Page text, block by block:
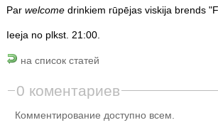
Par welcomedrinkiem rūpējas viskija brends
Ieeja no plkst. 21:00.
на список статей
0 коментариев
Комментирование доступно всем.